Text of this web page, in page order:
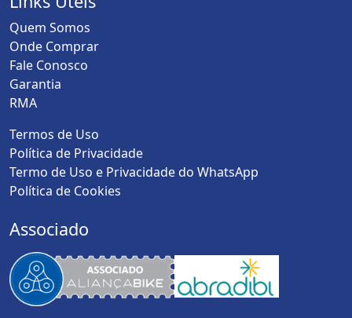
Quem Somos
Onde Comprar
Fale Conosco
Garantia
RMA
Termos de Uso
Política de Privacidade
Termo de Uso e Privacidade do WhatsApp
Política de Cookies
Associado